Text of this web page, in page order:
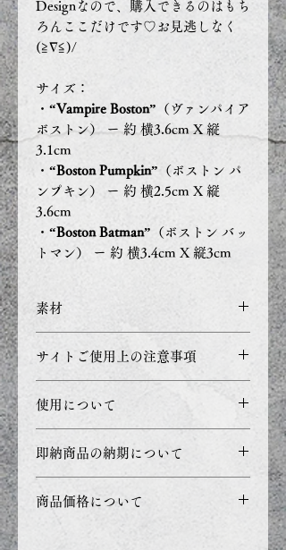
Designなので、購入できるのはもち
ろんここだけです♡お見逃しなく
(≧∇≦)/
サイズ：
・ “Vampire Boston” （ヴァンパイア
ボストン） ー 約 横3.6cm X 縦
3.1cm
・ “Boston Pumpkin” （ボストン パ
ンプキン） ー 約 横2.5cm X 縦
3.6cm
・ “Boston Batman” （ボストン バッ
トマン） ー 約 横3.4cm X 縦3cm
素材
色：ソフトエナメル
チョウタック金具を使用してい
ます。
＜キャッチの差し方＞
針を差し込む際は、キャッチの
左右に付いている羽根のような
サイトご使用上の注意事項
・ご利用のブラウザ環境や
PC・モニターの設定などによ
の製品と若干色合いが異なる事
があります。
使用について
ゆがんだまま保管されますと変
形の原因になります。
バック、お財布、ポケットなど
に入れて持ち運びをされますと
即納商品の納期について
をさせていただきます。
商品価格について